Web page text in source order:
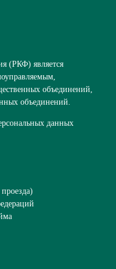
(РКФ) является
объединений,
объединений.
данных
)